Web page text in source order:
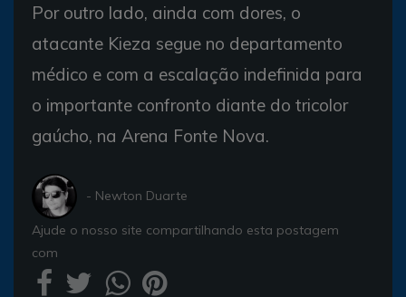
Por outro lado, ainda com dores, o
atacante Kieza segue no departamento
médico e com a escalação indefinida para
o importante confronto diante do tricolor
gaúcho, na Arena Fonte Nova.
- Newton Duarte
Ajude o nosso site compartilhando esta postagem
com